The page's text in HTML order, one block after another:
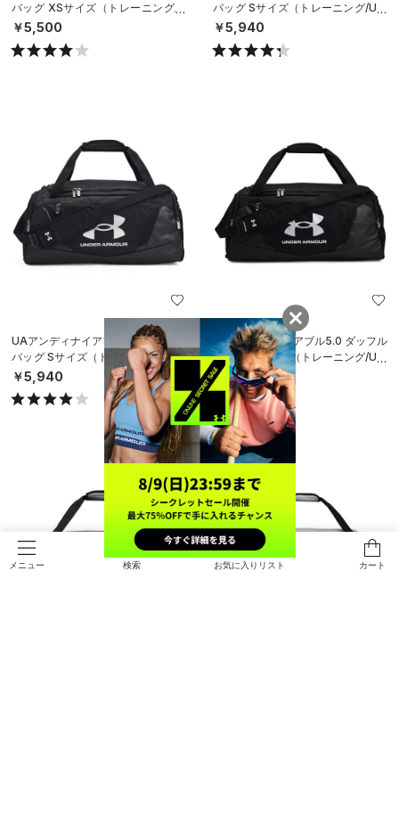
メニュー 検索 お気に入りリスト カート
バッグ XSサイズ（トレーニング/U
NISEX）
￥5,500
バッグ Sサイズ（トレーニング/UNI
SEX）
￥5,940
UAアンディナイアブル5.0 ダッフル
バッグ Sサイズ（トレーニング/UNI
SEX）
￥5,940
UAアンディナイアブル5.0 ダッフル
バッグ Mサイズ（トレーニング/UNI
SEX）
￥6,490